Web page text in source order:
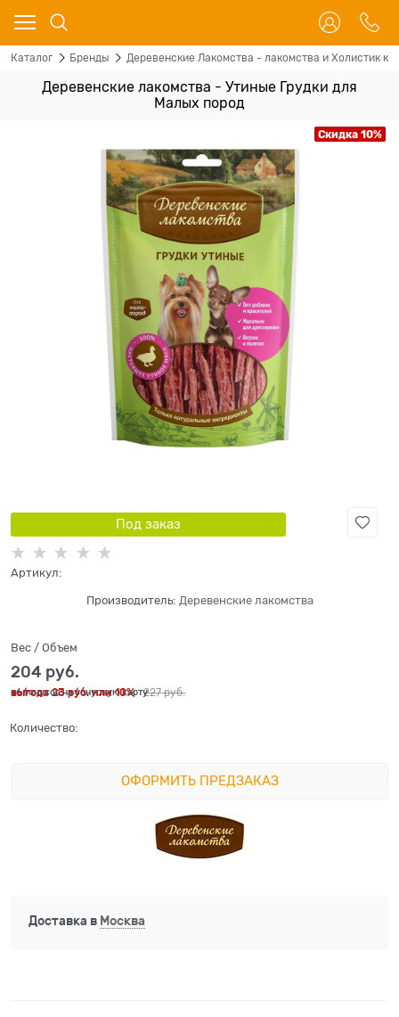
Каталог Бренды Деревенские Лакомства - лакомства и Холистик
Деревенские лакомства - Утиные Грудки для
Малых пород
Скидка 10%
Под заказ
Артикул:
Производитель: Деревенские лакомства
Вес / Объем
227 руб.
204 руб.
выгода23 руб.или10%
+6 бонусов на бонусную карту
Количество:
ОФОРМИТЬ ПРЕДЗАКАЗ
Доставка в Москва